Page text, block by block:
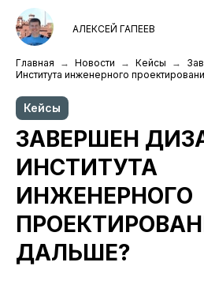
АЛЕКСЕЙ ГАПЕЕВ
Главная Новости Кейсы
Института инженерного
Кейсы
ЗАВЕРШЕН
ИНСТИТУТА
ИНЖЕНЕРНОГО
ДАЛЬШЕ?